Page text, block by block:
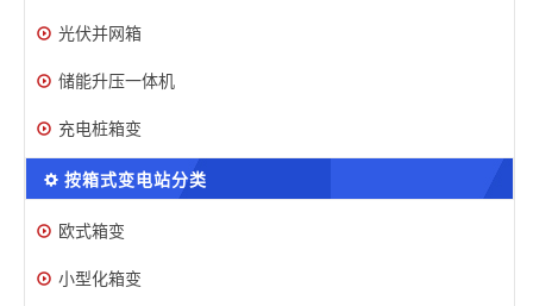
光伏并网箱
储能升压一体机
充电桩箱变
按箱式变电站分类
欧式箱变
小型化箱变